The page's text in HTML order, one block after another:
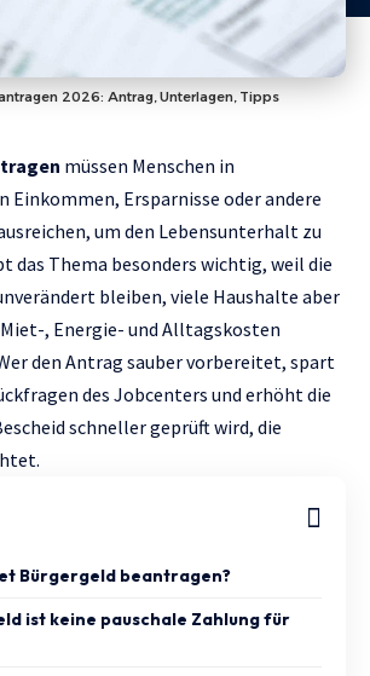
2026: Antrag, Unterlagen, Tipps
müssen Menschen in
Einkommen, Ersparnisse oder andere
um den Lebensunterhalt zu
das Thema besonders wichtig, weil die
bleiben, viele Haushalte aber
, Energie- und Alltagskosten
den Antrag sauber vorbereitet, spart
des Jobcenters und erhöht die
schneller geprüft wird, die
Bürgergeld beantragen?
ist keine pauschale Zahlung für